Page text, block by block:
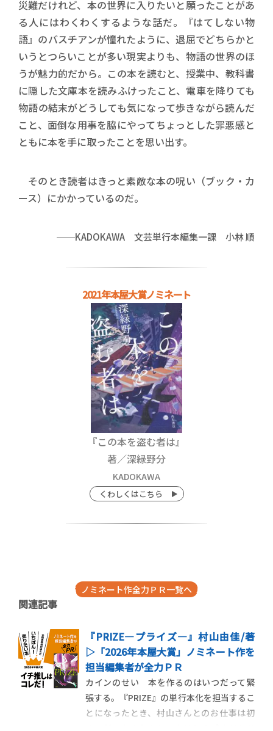
災難だけれど、本の世界に入りたいと願ったことがあ
る人にはわくわくするような話だ。『はてしない物
語』のバスチアンが憧れたように、退屈でどちらかと
いうとつらいことが多い現実よりも、物語の世界のほ
うが魅力的だから。この本を読むと、授業中、教科書
に隠した文庫本を読みふけったこと、電車を降りても
物語の結末がどうしても気になって歩きながら読んだ
こと、面倒な用事を脇にやってちょっとした罪悪感と
ともに本を手に取ったことを思い出す。
そのとき読者はきっと素敵な本の呪い（ブック・カ
ース）にかかっているのだ。
──KADOKAWA 文芸単行本編集一課 小林 順
2021年本屋大賞ノミネート
『この本を盗む者は』
著／深緑野分
KADOKAWA
くわしくはこちら
ノミネート作全力ＰＲ一覧へ
関連記事
『PRIZE―プライズ―』村山由佳/著
▷「2026年本屋大賞」ノミネート作を
担当編集者が全力ＰＲ
カインのせい 本を作るのはいつだって緊
張する。『PRIZE』の単行本化を担当するこ
とになったとき、村山さんとのお仕事は初